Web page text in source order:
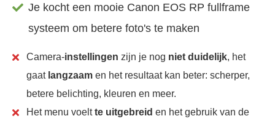
Je kocht een mooie Canon EOS RP fullframe
systeem om betere foto's te maken
Camera-instellingen zijn je nog niet duidelijk, het
gaat langzaam en het resultaat kan beter: scherper,
betere belichting, kleuren en meer.
Het menu voeltte uitgebreid en het gebruik van de